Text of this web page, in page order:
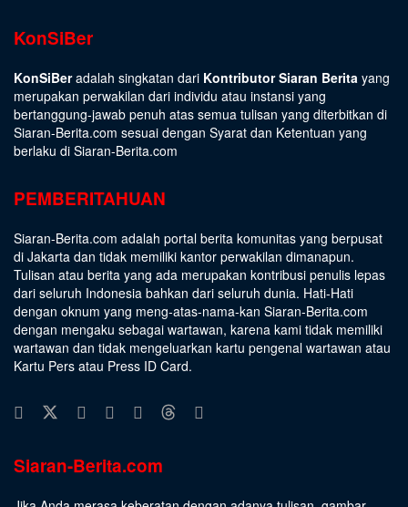
KonSiBer
KonSiBeradalah singkatan dari Kontributor Siaran Berita yang
merupakan perwakilan dari individu atau instansi yang
bertanggung-jawab penuh atas semua tulisan yang diterbitkan di
Siaran-Berita.com sesuai dengan Syarat dan Ketentuan yang
berlaku di Siaran-Berita.com
PEMBERITAHUAN
Siaran-Berita.com adalah portal berita komunitas yang berpusat
di Jakarta dan tidak memiliki kantor perwakilan dimanapun.
Tulisan atau berita yang ada merupakan kontribusi penulis lepas
dari seluruh Indonesia bahkan dari seluruh dunia. Hati-Hati
dengan oknum yang meng-atas-nama-kan Siaran-Berita.com
dengan mengaku sebagai wartawan, karena kami tidak memiliki
wartawan dan tidak mengeluarkan kartu pengenal wartawan atau
Kartu Pers atau Press ID Card.
Siaran-Berita.com